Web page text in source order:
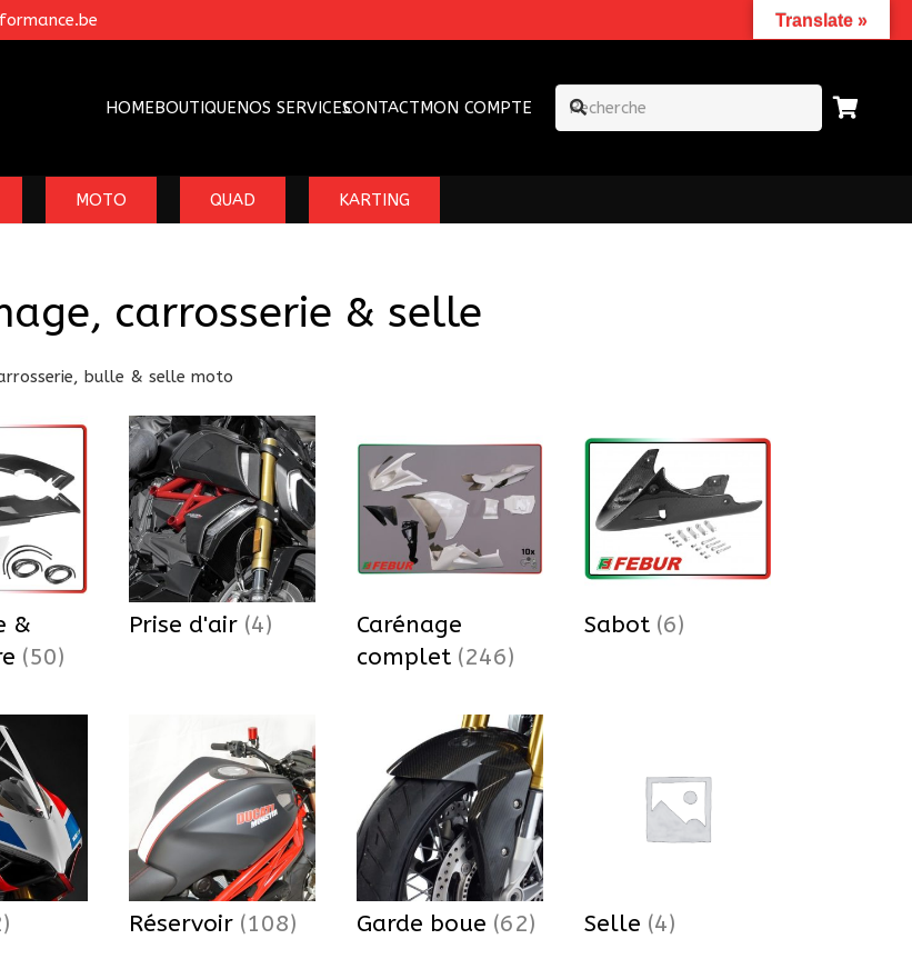
HOMEBOUTIQUENOS SERVICESCONTACTMON COMPTE
MOTO QUAD KARTING
carrosserie & selle
bulle & selle moto
&
(50)
Prise d'air (4)
Carénage
complet (246)
Sabot (6)
Réservoir (108) Garde boue (62) Selle (4)
Translate »